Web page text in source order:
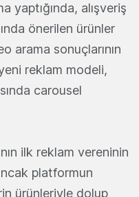
yaptığında, alışveriş
önerilen ürünler
arama sonuçlarının
reklam modeli,
carousel
ilk reklam vereninin
platformun
ürünleriyle dolup